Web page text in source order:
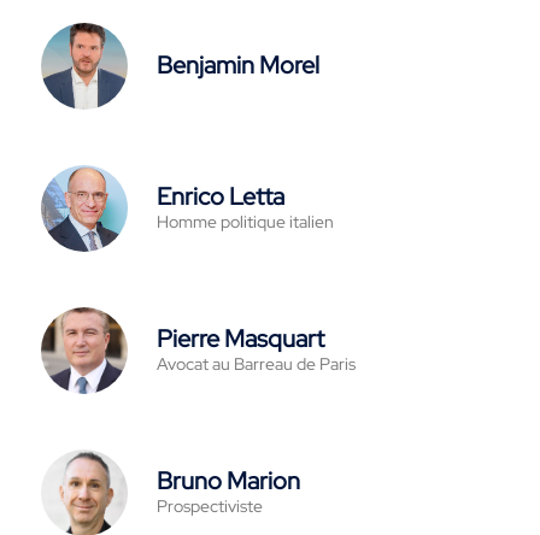
Benjamin Morel
Enrico Letta
Homme politique italien
Pierre Masquart
Avocat au Barreau de Paris
Bruno Marion
Prospectiviste